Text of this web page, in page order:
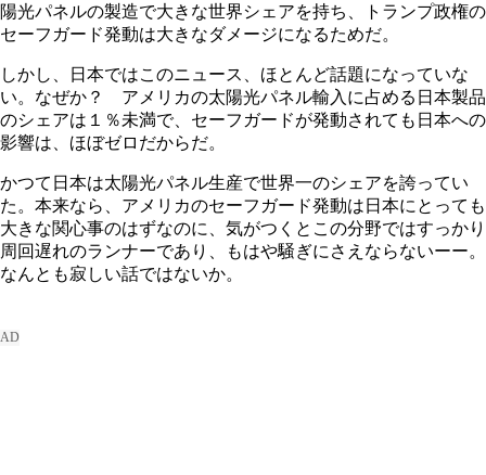
陽光パネルの製造で大きな世界シェアを持ち、トランプ政権の
セーフガード発動は大きなダメージになるためだ。
しかし、日本ではこのニュース、ほとんど話題になっていな
い。なぜか？ アメリカの太陽光パネル輸入に占める日本製品
のシェアは１％未満で、セーフガードが発動されても日本への
影響は、ほぼゼロだからだ。
かつて日本は太陽光パネル生産で世界一のシェアを誇ってい
た。本来なら、アメリカのセーフガード発動は日本にとっても
大きな関心事のはずなのに、気がつくとこの分野ではすっかり
周回遅れのランナーであり、もはや騒ぎにさえならないーー。
なんとも寂しい話ではないか。